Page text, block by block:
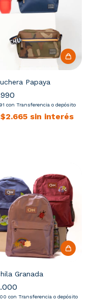
Papaya
con Transferencia o depósito
$2.665 sin interés
Granada
con Transferencia o depósito